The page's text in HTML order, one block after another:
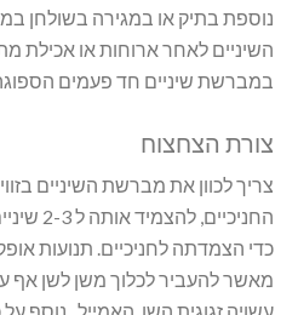
נוספת בתיק או במגירה בשולחן
השיניים לאחר ארוחות או אכילת
במברשת שיניים חד פעמים
צורת הצחצוח
כדי הצמדתה לחניכיים. תנועות
מאשר להעביר לכלוך משן לשן אף